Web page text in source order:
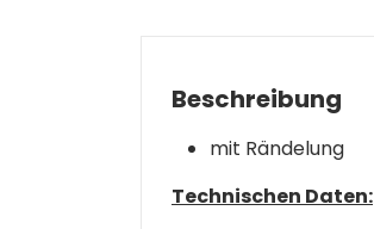
Beschreibung
mit Rändelung
Technischen Daten: